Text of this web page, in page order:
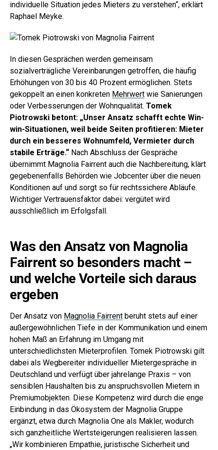
individuelle Situation jedes Mieters zu verstehen“, erklärt
Raphael Meyke.
In diesen Gesprächen werden gemeinsam
sozialverträgliche Vereinbarungen getroffen, die häufig
Erhöhungen von 30 bis 40 Prozent ermöglichen. Stets
gekoppelt an einen konkreten Mehrwert wie Sanierungen
oder Verbesserungen der Wohnqualität. Tomek
Piotrowski betont: „Unser Ansatz schafft echte Win-
win-Situationen, weil beide Seiten profitieren: Mieter
durch ein besseres Wohnumfeld, Vermieter durch
stabile Erträge.“ Nach Abschluss der Gespräche
übernimmt Magnolia Fairrent auch die Nachbereitung, klärt
gegebenenfalls Behörden wie Jobcenter über die neuen
Konditionen auf und sorgt so für rechtssichere Abläufe.
Wichtiger Vertrauensfaktor dabei: vergütet wird
ausschließlich im Erfolgsfall.
Was den Ansatz von Magnolia
Fairrent so besonders macht –
und welche Vorteile sich daraus
ergeben
Der Ansatz von Magnolia Fairrent beruht stets auf einer
außergewöhnlichen Tiefe in der Kommunikation und einem
hohen Maß an Erfahrung im Umgang mit
unterschiedlichsten Mieterprofilen. Tomek Piotrowski gilt
dabei als Wegbereiter individueller Mietergespräche in
Deutschland und verfügt über jahrelange Praxis – von
sensiblen Haushalten bis zu anspruchsvollen Mietern in
Premiumobjekten. Diese Kompetenz wird durch die enge
Einbindung in das Ökosystem der Magnolia Gruppe
ergänzt, etwa durch Magnolia One als Makler, wodurch
sich ganzheitliche Wertsteigerungen realisieren lassen.
„Wir kombinieren Empathie, juristische Sicherheit und